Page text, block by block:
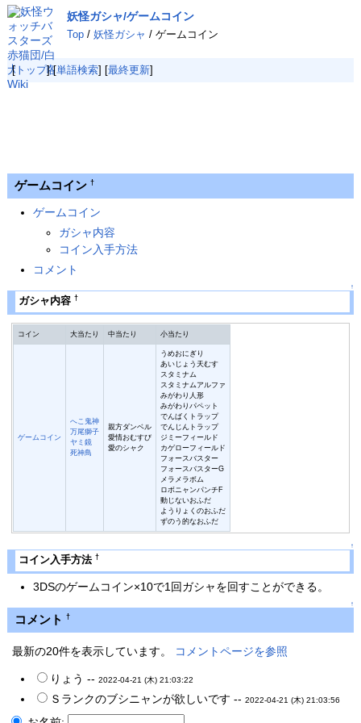
妖怪ガシャ/ゲームコイン
Top/ 妖怪ガシャ / ゲームコイン
[トップ] [単語検索] [最終更新]
ゲームコイン †
ゲームコイン
ガシャ内容
コイン入手方法
コメント
↑
ガシャ内容 †
コイン 大当たり 中当たり 小当たり
ゲームコイン
へこ鬼神
万尾獅子
ヤミ鏡
死神鳥
親方ダンベル
愛情おむすび
愛のシャク
うめおにぎり
あいじょう天むす
スタミナム
スタミナムアルファ
みがわり人形
みがわりパペット
でんばくトラップ
でんじんトラップ
ジミーフィールド
カゲローフィールド
フォースバスター
フォースバスターG
メラメラボム
ロボニャンパンチF
動じないおふだ
ようりょくのおふだ
ずのう的なおふだ
↑
コイン入手方法 †
3DSのゲームコイン×10で1回ガシャを回すことができる。
↑
コメント †
最新の20件を表示しています。 コメントページを参照
りょう -- 2022-04-21 (木) 21:03:22
Ｓランクのブシニャンが欲しいです -- 2022-04-21 (木) 21:03:56